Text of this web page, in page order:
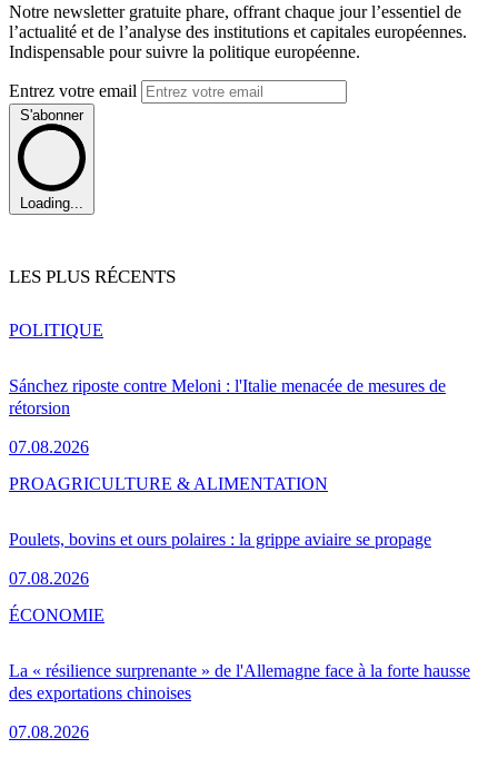
Notre newsletter gratuite phare, offrant chaque jour l’essentiel de
l’actualité et de l’analyse des institutions et capitales européennes.
Indispensable pour suivre la politique européenne.
Entrez votre email
S'abonner
Loading...
LES PLUS RÉCENTS
Sánchez riposte contre Meloni : l'Italie menacée de mesures de
rétorsion
07.08.2026
POLITIQUE
Poulets, bovins et ours polaires : la grippe aviaire se propage
07.08.2026
PROAGRICULTURE & ALIMENTATION
La « résilience surprenante » de l'Allemagne face à la forte hausse
des exportations chinoises
07.08.2026
ÉCONOMIE